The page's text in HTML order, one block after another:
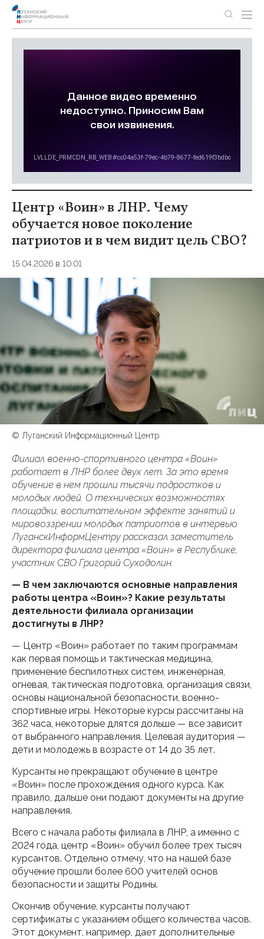
Центр «Воин» в ЛНР. Чему
обучается новое поколение
патриотов и в чем видит цель СВО?
15.04.2026 в 10:01
© Луганский Информационный Центр
Филиал военно-спортивного центра «Воин»
работает в ЛНР более двух лет. За это время
обучение в нем прошли тысячи подростков и
молодых людей. О технических возможностях
площадки, воспитательном эффекте занятий и
мировоззрении молодых патриотов в интервью
ЛуганскИнформЦентру рассказал заместитель
директора филиала центра «Воин» в Республике,
участник СВО Григорий Суходолин.
— В чем заключаются основные направления
работы центра «Воин»? Какие результаты
деятельности филиала организации
достигнуты в ЛНР?
— Центр «Воин» работает по таким программам
как первая помощь и тактическая медицина,
применение беспилотных систем, инженерная,
огневая, тактическая подготовка, организация связи,
основы национальной безопасности, военно-
спортивные игры. Некоторые курсы рассчитаны на
362 часа, некоторые длятся дольше — все зависит
от выбранного направления. Целевая аудитория —
дети и молодежь в возрасте от 14 до 35 лет.
Курсанты не прекращают обучение в центре
«Воин» после прохождения одного курса. Как
правило, дальше они подают документы на другие
направления.
Всего с начала работы филиала в ЛНР, а именно с
2024 года, центр «Воин» обучил более трех тысяч
курсантов. Отдельно отмечу, что на нашей базе
обучение прошли более 600 учителей основ
безопасности и защиты Родины.
Окончив обучение, курсанты получают
сертификаты с указанием общего количества часов.
Этот документ, например, дает дополнительные